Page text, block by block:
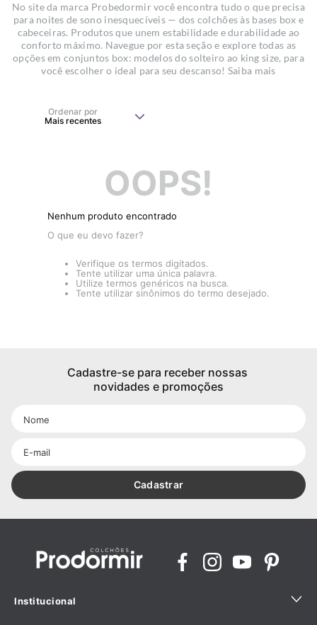
No site da marca Probedormir você encontra tudo o que precisa
para noites de sono inesquecíveis — dos colchões às bases box e
cabeceiras. Produtos que unem estabilidade e durabilidade ao
conforto máximo. Navegue por esta seção e explore todas as
opções em conjuntos box: modelos do solteiro ao king size, para
você escolher o ideal para seu descanso! Saiba mais
Ordenar por
Mais recentes
OOPS!
Nenhum produto encontrado
O que eu devo fazer?
Verifique os termos digitados.
Tente utilizar uma única palavra.
Utilize termos genéricos na busca.
Tente utilizar sinônimos do termo desejado.
Cadastre-se para receber nossas
novidades e promoções
Cadastrar
Institucional